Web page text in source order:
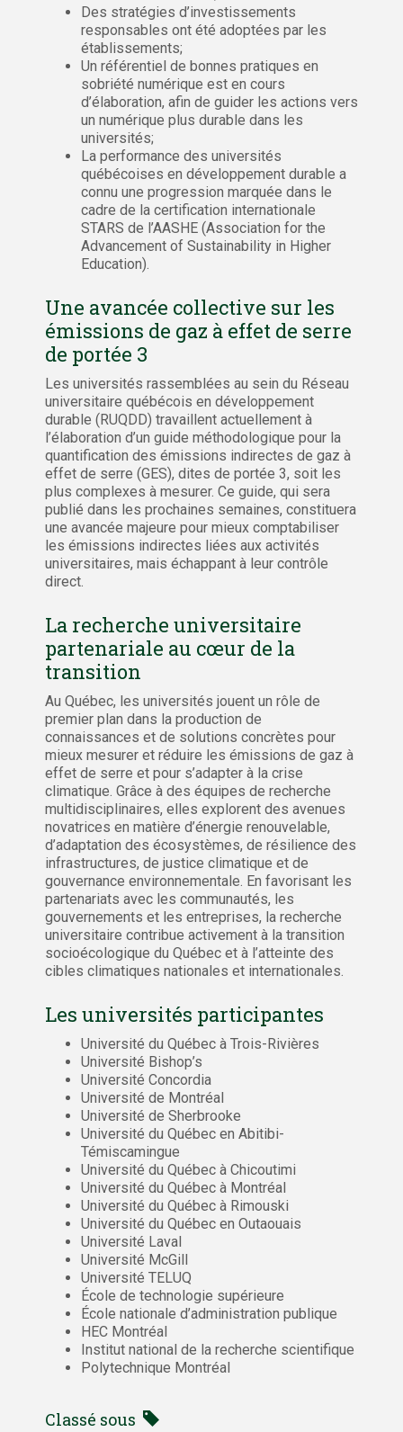
Des stratégies d’investissements
responsables ont été adoptées par les
établissements;
Un référentiel de bonnes pratiques en
sobriété numérique est en cours
d’élaboration, afin de guider les actions vers
un numérique plus durable dans les
universités;
La performance des universités
québécoises en développement durable a
connu une progression marquée dans le
cadre de la certification internationale
STARS de l’AASHE (Association for the
Advancement of Sustainability in Higher
Education).
Une avancée collective sur les
émissions de gaz à effet de serre
de portée 3
Les universités rassemblées au sein du Réseau
universitaire québécois en développement
durable (RUQDD) travaillent actuellement à
l’élaboration d’un guide méthodologique pour la
quantification des émissions indirectes de gaz à
effet de serre (GES), dites de portée 3, soit les
plus complexes à mesurer. Ce guide, qui sera
publié dans les prochaines semaines, constituera
une avancée majeure pour mieux comptabiliser
les émissions indirectes liées aux activités
universitaires, mais échappant à leur contrôle
direct.
La recherche universitaire
partenariale au cœur de la
transition
Au Québec, les universités jouent un rôle de
premier plan dans la production de
connaissances et de solutions concrètes pour
mieux mesurer et réduire les émissions de gaz à
effet de serre et pour s’adapter à la crise
climatique. Grâce à des équipes de recherche
multidisciplinaires, elles explorent des avenues
novatrices en matière d’énergie renouvelable,
d’adaptation des écosystèmes, de résilience des
infrastructures, de justice climatique et de
gouvernance environnementale. En favorisant les
partenariats avec les communautés, les
gouvernements et les entreprises, la recherche
universitaire contribue activement à la transition
socioécologique du Québec et à l’atteinte des
cibles climatiques nationales et internationales.
Les universités participantes
Université du Québec à Trois-Rivières
Université Bishop’s
Université Concordia
Université de Montréal
Université de Sherbrooke
Université du Québec en Abitibi-
Témiscamingue
Université du Québec à Chicoutimi
Université du Québec à Montréal
Université du Québec à Rimouski
Université du Québec en Outaouais
Université Laval
Université McGill
Université TELUQ
École de technologie supérieure
École nationale d’administration publique
HEC Montréal
Institut national de la recherche scientifique
Polytechnique Montréal
Classé sous